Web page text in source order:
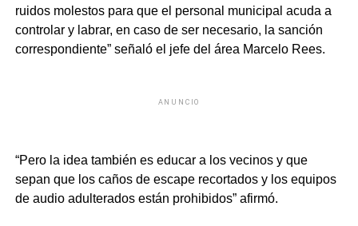
ruidos molestos para que el personal municipal acuda a
controlar y labrar, en caso de ser necesario, la sanción
correspondiente” señaló el jefe del área Marcelo Rees.
ANUNCIO
“Pero la idea también es educar a los vecinos y que
sepan que los caños de escape recortados y los equipos
de audio adulterados están prohibidos” afirmó.